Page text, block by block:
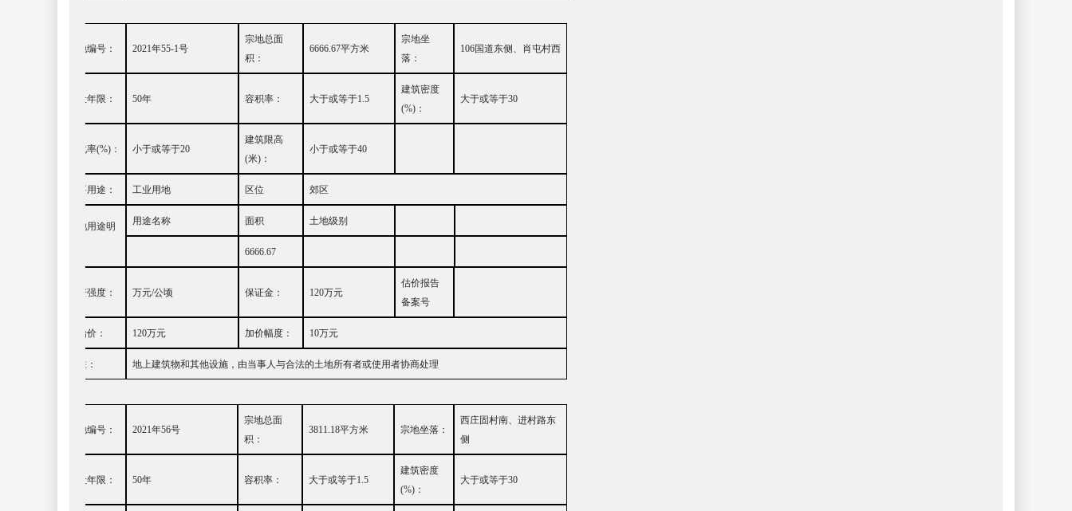
宗地编号： 2021年55-1号
宗地总面
积：
6666.67平方米
宗地坐
落：
106国道东侧、肖屯村西
出让年限： 50年 容积率： 大于或等于1.5
建筑密度
(%)：
大于或等于30
绿化率(%)： 小于或等于20
建筑限高
(米)：
小于或等于40
主要用途 ： 工业用地 区位 郊区
土地用途明
用途名称 面积 土地级别
6666.67
投资强度： 万元/公顷 保证金： 120万元
估价报告
备案号
起始价： 120万元 加价幅度： 10万元
备注： 地上建筑物和其他设施，由当事人与合法的土地所有者或使用者协商处理
宗地编号： 2021年56号
宗地总面
积：
3811.18平方米 宗地坐落：
西庄固村南、进村路东
侧
出让年限： 50年 容积率： 大于或等于1.5
建筑密度
(%)：
大于或等于30